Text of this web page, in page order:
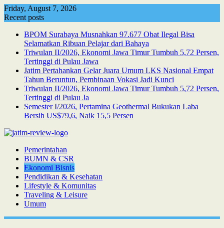
Skip
to
Friday, August 7, 2026
Recent posts
BPOM Surabaya Musnahkan 97.677 Obat Ilegal Bisa
Selamatkan Ribuan Pelajar dari Bahaya
Triwulan II/2026, Ekonomi Jawa Timur Tumbuh 5,72 Persen,
Tertinggi di Pulau Jawa
Jatim Pertahankan Gelar Juara Umum LKS Nasional Empat
Tahun Beruntun, Pembinaan Vokasi Jadi Kunci
Triwulan II/2026, Ekonomi Jawa Timur Tumbuh 5,72 Persen,
Tertinggi di Pulau Ja
Semester I/2026, Pertamina Geothermal Bukukan Laba
Bersih US$79,6, Naik 15,5 Persen
Pemerintahan
BUMN & CSR
Ekonomi Bisnis
Pendidikan & Kesehatan
Lifestyle & Komunitas
Traveling & Leisure
Umum